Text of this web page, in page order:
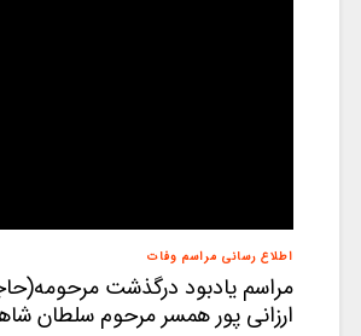
اطلاع رسانی مراسم وفات
مراسم یادبود درگذشت
ارزانی پور همسر مرحوم سلطان